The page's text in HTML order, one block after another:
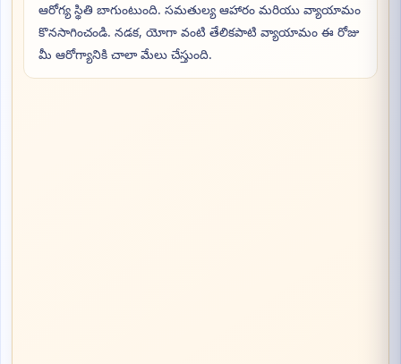
ఆరోగ్య స్థితి బాగుంటుంది. సమతుల్య ఆహారం మరియు వ్యాయామం
కొనసాగించండి. నడక, యోగా వంటి తేలికపాటి వ్యాయామం ఈ రోజు
మీ ఆరోగ్యానికి చాలా మేలు చేస్తుంది.